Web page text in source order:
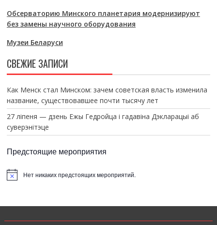
Обсерваторию Минского планетария модернизируют
без замены научного оборудования
Музеи Беларуси
СВЕЖИЕ ЗАПИСИ
Как Менск стал Минском: зачем советская власть изменила
название, существовавшее почти тысячу лет
27 ліпеня — дзень Ежы Гедройца і гадавіна Дэкларацыі аб
суверэнітэце
Предстоящие мероприятия
т
Нет никаких предстоящих мероприятий.